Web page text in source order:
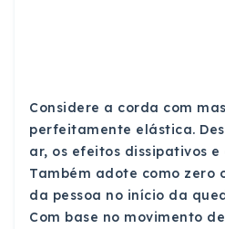
Considere a corda com
perfeitamente elástica.
ar, os efeitos dissipativos
Também adote como zero
da pessoa no início da
Com base no movimento